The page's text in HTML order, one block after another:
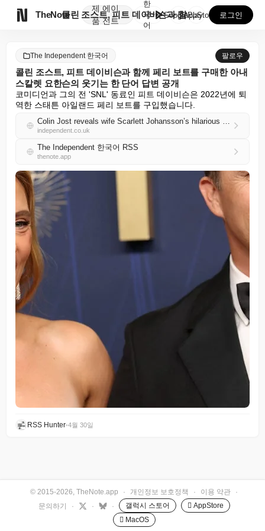
TheNote
제
품
에이
전트
콜린 조스트, 피트 데이비슨과 함께 페리 보트를 구매한...
한
국
어
GooglePlay
AppStore 로그인
The Independent 한국어 팔로우
콜린 조스트, 피트 데이비슨과 함께 페리 보트를 구매한 아내
스칼렛 요한슨의 웃기는 한 단어 답변 공개
코미디언과 그의 전 'SNL' 동료인 피트 데이비슨은 2022년에 퇴
역한 스태튼 아일랜드 페리 보트를 구입했습니다.
Colin Jost reveals wife Scarlett Johansson’s hilarious one-word response to his ferry boat purchase with Pete Davidson
independent.co.uk
The Independent 한국어 RSS
thenote.app
RSS Hunter•4월 30일
© 2015-2026, TheNote.app · 개인정보 보호정책 · 이용 약관
·
문의하기
· · · 갤럭시 스토어
 AppStore
 MacOS